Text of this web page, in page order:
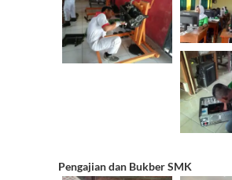
Pengajian dan Bukber SMK